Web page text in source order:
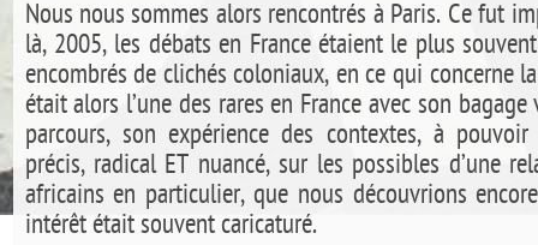
Nous nous sommes alors rencontrés à Paris. Ce fut
là, 2005, les débats en France étaient le plus
encombrés de clichés coloniaux, en ce qui concerne
était alors l’une des rares en France avec son
parcours, son expérience des contextes, à
précis, radical ET nuancé, sur les possibles d’une
africains en particulier, que nous découvrions
intérêt était souvent caricaturé.